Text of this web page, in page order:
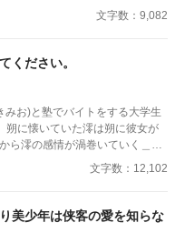
世界設定です。関係は一切な
文字数：9,082
ください。
お)と塾でバイトをする大学生
朔に懐いていた澪は朔に彼女が
ら澪の感情が渦巻いていく＿＿
文字数：12,102
美少年は侠客の愛を知らな